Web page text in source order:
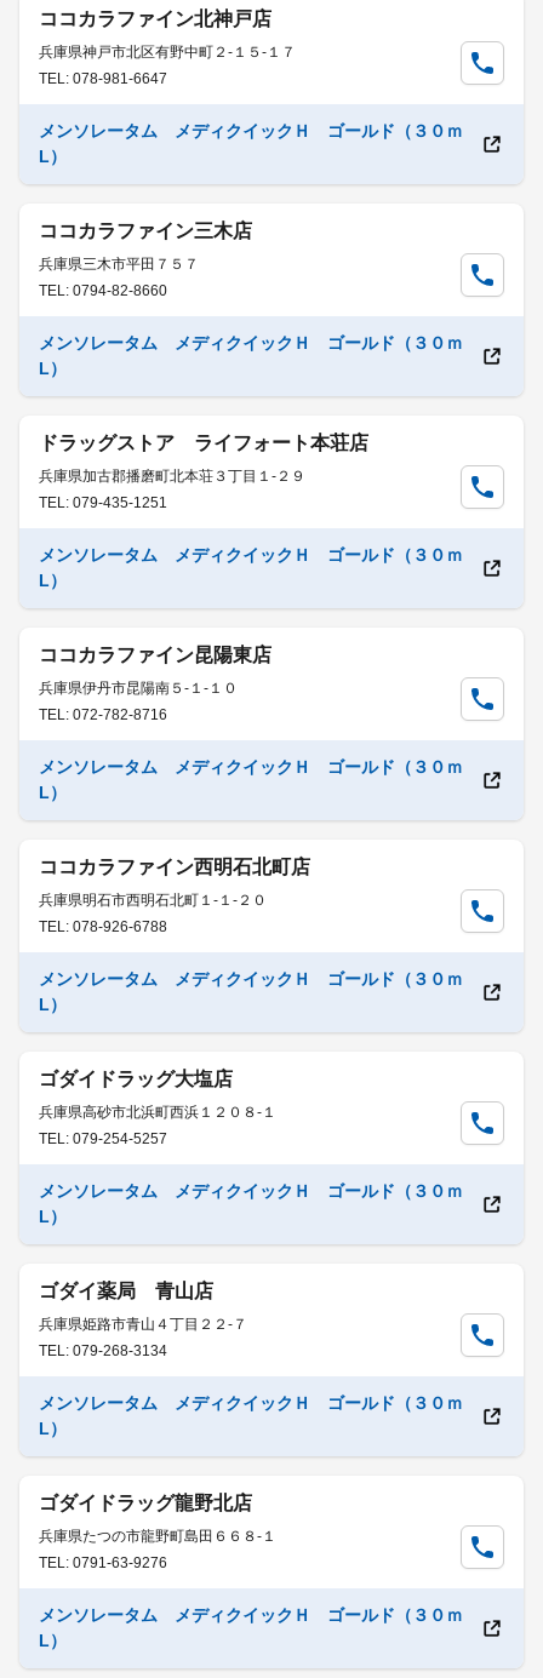
ココカラファイン北神戸店
兵庫県神戸市北区有野中町２-１５-１７
TEL: 078-981-6647
メンソレータム メディクイックＨ ゴールド（３０ｍ
L）
ココカラファイン三木店
兵庫県三木市平田７５７
TEL: 0794-82-8660
メンソレータム メディクイックＨ ゴールド（３０ｍ
L）
ドラッグストア ライフォート本荘店
兵庫県加古郡播磨町北本荘３丁目１-２９
TEL: 079-435-1251
メンソレータム メディクイックＨ ゴールド（３０ｍ
L）
ココカラファイン昆陽東店
兵庫県伊丹市昆陽南５-１-１０
TEL: 072-782-8716
メンソレータム メディクイックＨ ゴールド（３０ｍ
L）
ココカラファイン西明石北町店
兵庫県明石市西明石北町１-１-２０
TEL: 078-926-6788
メンソレータム メディクイックＨ ゴールド（３０ｍ
L）
ゴダイドラッグ大塩店
兵庫県高砂市北浜町西浜１２０８-１
TEL: 079-254-5257
メンソレータム メディクイックＨ ゴールド（３０ｍ
L）
ゴダイ薬局 青山店
兵庫県姫路市青山４丁目２２-７
TEL: 079-268-3134
メンソレータム メディクイックＨ ゴールド（３０ｍ
L）
ゴダイドラッグ龍野北店
兵庫県たつの市龍野町島田６６８-１
TEL: 0791-63-9276
メンソレータム メディクイックＨ ゴールド（３０ｍ
L）